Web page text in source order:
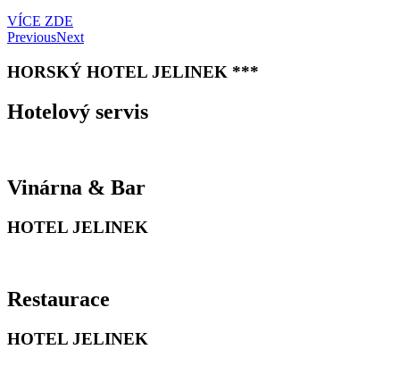
VÍCE ZDE
PreviousNext
HORSKÝ HOTEL JELINEK ***
Hotelový servis
Vinárna & Bar
HOTEL JELINEK
Restaurace
HOTEL JELINEK